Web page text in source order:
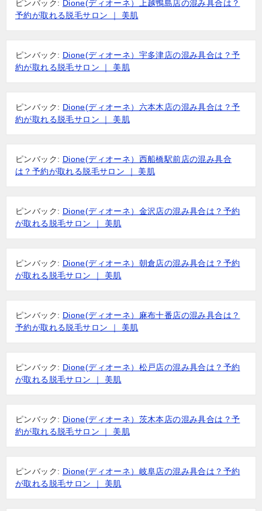
ピンバック: Dione(ディオーネ）上越鴨島店の混み具合は？
予約が取れる脱毛サロン ｜ 美肌
ピンバック: Dione(ディオーネ）宇多津店の混み具合は？予
約が取れる脱毛サロン ｜ 美肌
ピンバック: Dione(ディオーネ）六本木店の混み具合は？予
約が取れる脱毛サロン ｜ 美肌
ピンバック: Dione(ディオーネ）西船橋駅前店の混み具合
は？予約が取れる脱毛サロン ｜ 美肌
ピンバック: Dione(ディオーネ）金沢店の混み具合は？予約
が取れる脱毛サロン ｜ 美肌
ピンバック: Dione(ディオーネ）朝倉店の混み具合は？予約
が取れる脱毛サロン ｜ 美肌
ピンバック: Dione(ディオーネ）麻布十番店の混み具合は？
予約が取れる脱毛サロン ｜ 美肌
ピンバック: Dione(ディオーネ）松戸店の混み具合は？予約
が取れる脱毛サロン ｜ 美肌
ピンバック: Dione(ディオーネ）茨木本店の混み具合は？予
約が取れる脱毛サロン ｜ 美肌
ピンバック: Dione(ディオーネ）岐阜店の混み具合は？予約
が取れる脱毛サロン ｜ 美肌